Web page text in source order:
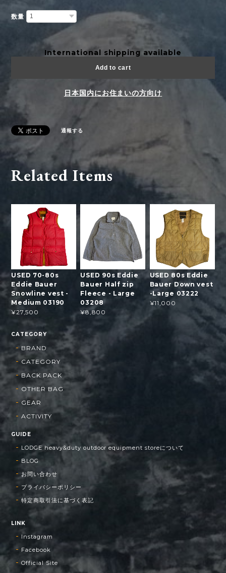
数量
International shipping available
Add to cart
日本国内にお住まいの方向け
通報する
Related Items
USED 70-80s
Eddie Bauer
Snowline vest -
Medium 03190
¥27,500
USED 90s Eddie
Bauer Half zip
Fleece - Large
03208
¥8,800
USED 80s Eddie
Bauer Down vest
-Large 03222
¥11,000
CATEGORY
BRAND
CATEGORY
BACK PACK
OTHER BAG
GEAR
ACTIVITY
GUIDE
LODGE heavy&duty outdoor equipment storeについて
BLOG
お問い合わせ
プライバシーポリシー
特定商取引法に基づく表記
LINK
Instagram
Facebook
Official Site